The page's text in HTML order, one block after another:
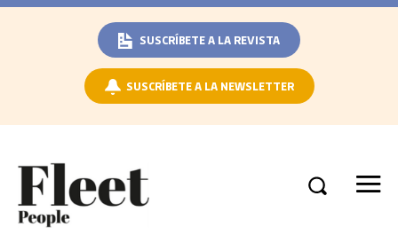
SUSCRÍBETE A LA REVISTA
SUSCRÍBETE A LA NEWSLETTER